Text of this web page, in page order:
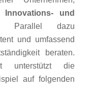
Innovations- und
Parallel dazu
und umfassend
beraten.
unterstützt die
auf folgenden